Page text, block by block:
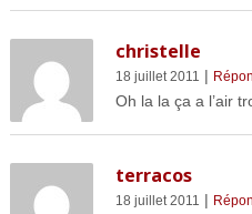
christelle
18 juillet 2011 |
Oh la la ça a l’air
terracos
18 juillet 2011 |